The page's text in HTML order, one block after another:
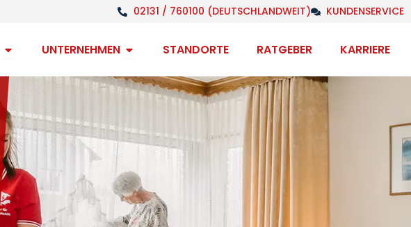
02131 / 760100 (DEUTSCHLANDWEIT) KUNDENSERVICE
Open Leistungen
UNTERNEHMEN Open Unternehmen
STANDORTE RATGEBER KARRIERE